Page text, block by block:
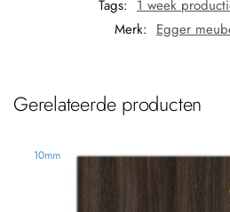
Tags: 1 week
Merk: Egger
Gerelateerde producten
10mm